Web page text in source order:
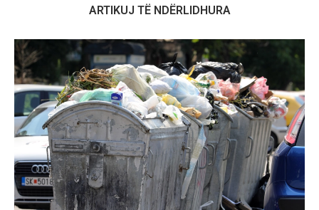
ARTIKUJ TË NDËRLIDHURA